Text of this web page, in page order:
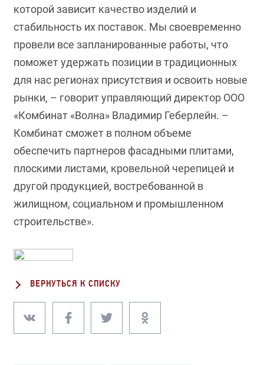
которой зависит качество изделий и
стабильность их поставок. Мы своевременно
провели все запланированные работы, что
поможет удержать позиции в традиционных
для нас регионах присутствия и освоить новые
рынки, – говорит управляющий директор ООО
«Комбинат «Волна» Владимир Геберлейн. –
Комбинат сможет в полном объеме
обеспечить партнеров фасадными плитами,
плоскими листами, кровельной черепицей и
другой продукцией, востребованной в
жилищном, социальном и промышленном
строительстве».
ВЕРНУТЬСЯ К СПИСКУ